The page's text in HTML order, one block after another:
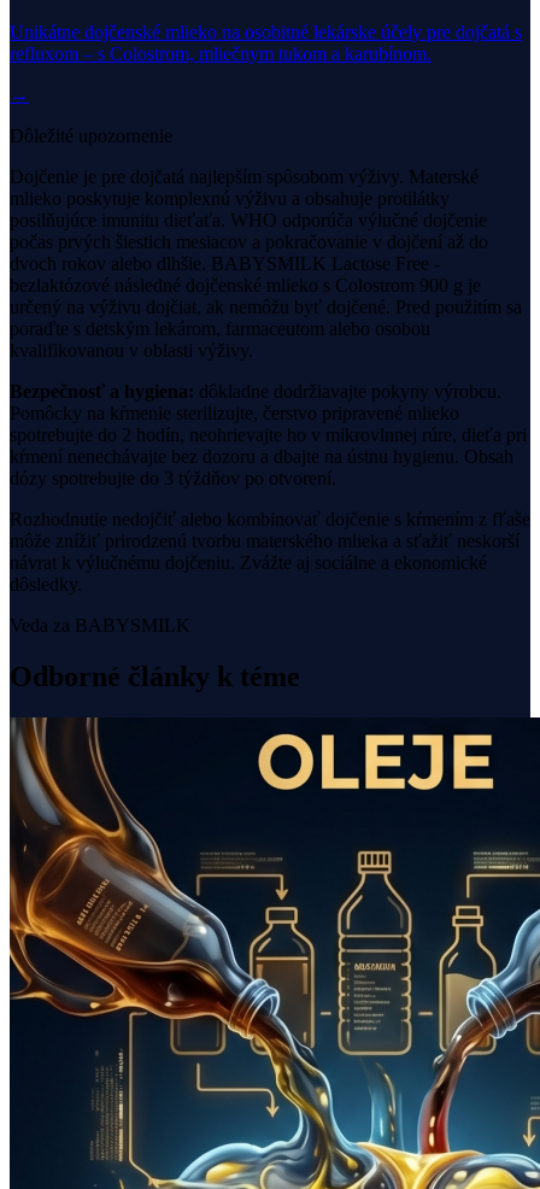
Unikátne dojčenské mlieko na osobitné lekárske účely pre dojčatá s
refluxom – s Colostrom, mliečnym tukom a karubínom.
→
Dôležité upozornenie
Dojčenie je pre dojčatá najlepším spôsobom výživy. Materské
mlieko poskytuje komplexnú výživu a obsahuje protilátky
posilňujúce imunitu dieťaťa. WHO odporúča výlučné dojčenie
počas prvých šiestich mesiacov a pokračovanie v dojčení až do
dvoch rokov alebo dlhšie. BABYSMILK Lactose Free -
bezlaktózové následné dojčenské mlieko s Colostrom 900 g je
určený na výživu dojčiat, ak nemôžu byť dojčené. Pred použitím sa
poraďte s detským lekárom, farmaceutom alebo osobou
kvalifikovanou v oblasti výživy.
Bezpečnosť a hygiena: dôkladne dodržiavajte pokyny výrobcu.
Pomôcky na kŕmenie sterilizujte, čerstvo pripravené mlieko
spotrebujte do 2 hodín, neohrievajte ho v mikrovlnnej rúre, dieťa pri
kŕmení nenechávajte bez dozoru a dbajte na ústnu hygienu. Obsah
dózy spotrebujte do 3 týždňov po otvorení.
Rozhodnutie nedojčiť alebo kombinovať dojčenie s kŕmením z fľaše
môže znížiť prirodzenú tvorbu materského mlieka a sťažiť neskorší
návrat k výlučnému dojčeniu. Zvážte aj sociálne a ekonomické
dôsledky.
Veda za BABYSMILK
Odborné články k téme